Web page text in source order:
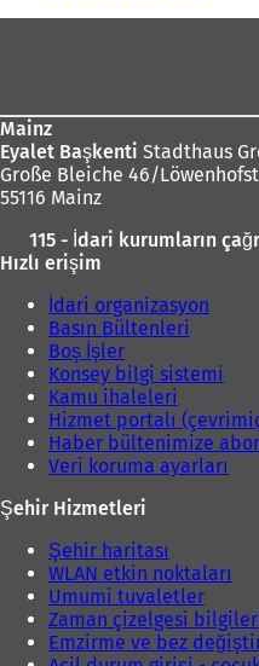
Mainz
Eyalet Başkenti Stadthaus
Große Bleiche 46/
55116 Mainz
115 - İdari kurumların
Hızlı erişim
İdari organizasyon
Basın Bültenleri
Boş İşler
Konsey bilgi sistemi
Kamu ihaleleri
Hizmet portalı
Haber bültenimize
Veri koruma ayarları
Şehir Hizmetleri
Şehir haritası
WLAN etkin noktaları
Umumi tuvaletler
Zaman çizelgesi
Emzirme ve bez